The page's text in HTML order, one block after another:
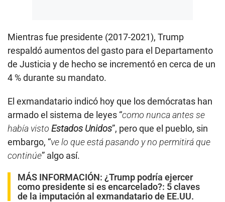
Mientras fue presidente (2017-2021), Trump
respaldó aumentos del gasto para el Departamento
de Justicia y de hecho se incrementó en cerca de un
4 % durante su mandato.
El exmandatario indicó hoy que los demócratas han
armado el sistema de leyes “como nunca antes se
había visto Estados Unidos”, pero que el pueblo, sin
embargo, “ve lo que está pasando y no permitirá que
continúe” algo así.
MÁS INFORMACIÓN: ¿Trump podría ejercer
como presidente si es encarcelado?: 5 claves
de la imputación al exmandatario de EE.UU.